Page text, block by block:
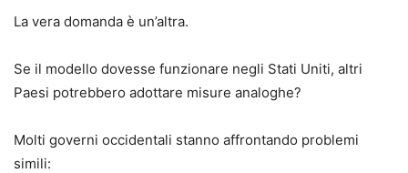
La vera domanda è un’altra.
Se il modello dovesse funzionare negli Stati Uniti, altri
Paesi potrebbero adottare misure analoghe?
Molti governi occidentali stanno affrontando problemi
simili: